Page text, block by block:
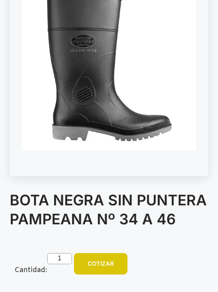
BOTA NEGRA SIN PUNTERA
PAMPEANA Nº 34 A 46
Cantidad:
COTIZAR